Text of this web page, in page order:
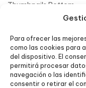
Para ofrecer las
como las cookies para
del dispositivo. El
permitirá procesar
navegación o las
consentir o retirar el
Thumbnails Bottom
Accordion
Carousel